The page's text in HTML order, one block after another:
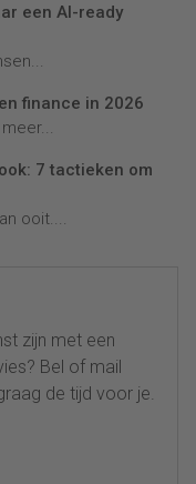
een AI-ready
finance in 2026
7 tactieken om
ooit....
zijn met een
Bel of mail
de tijd voor je.